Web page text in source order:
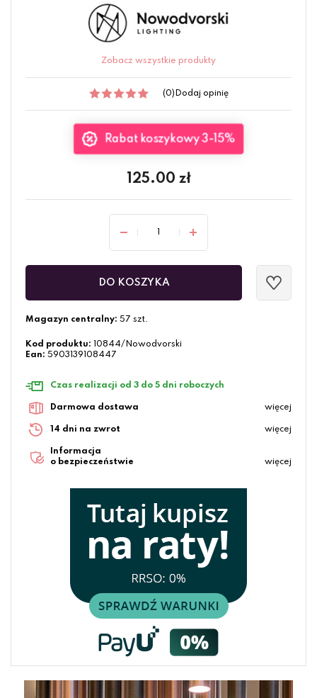
Zobacz wszystkie produkty
(0) Dodaj opinię
Rabat koszykowy 3-15%
125.00 zł
DO KOSZYKA
Magazyn centralny: 57 szt.
Kod produktu:
10844/Nowodvorski
Ean: 5903139108447
Czas realizacji od 3 do 5 dni roboczych
Darmowa dostawa więcej
14 dni na zwrot więcej
Informacja
o bezpieczeństwie
więcej